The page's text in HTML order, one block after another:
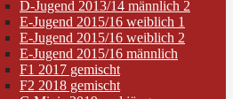
D-Jugend 2013/14 männlich 2
E-Jugend 2015/16 weiblich 1
E-Jugend 2015/16 weiblich 2
E-Jugend 2015/16 männlich
F1 2017 gemischt
F2 2018 gemischt